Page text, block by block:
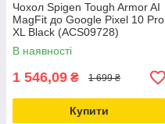
Чохол Spigen Tough Armor AI
MagFit до Google Pixel 10 Pro
XL Black (ACS09728)
В наявності
1 546,09 ₴ 1 699 ₴
Купити